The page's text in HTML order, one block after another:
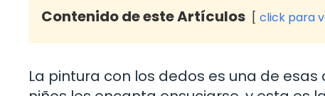
Contenido de este Artículos click para
La pintura con los dedos es una de